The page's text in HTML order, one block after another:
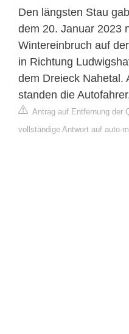
Den längsten Stau
dem 20. Januar 2023
Wintereinbruch auf
in Richtung
dem Dreieck Nahetal.
standen die
Antrag auf Entfernung der
vollständige Antwort auf auto-